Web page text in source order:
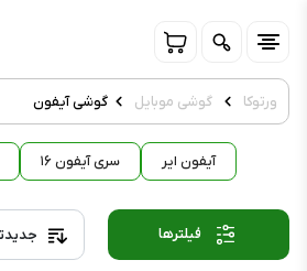
ورتوکا گوشی موبایل گوشی آیفون
آیفون ایر سری آیفون ۱۶